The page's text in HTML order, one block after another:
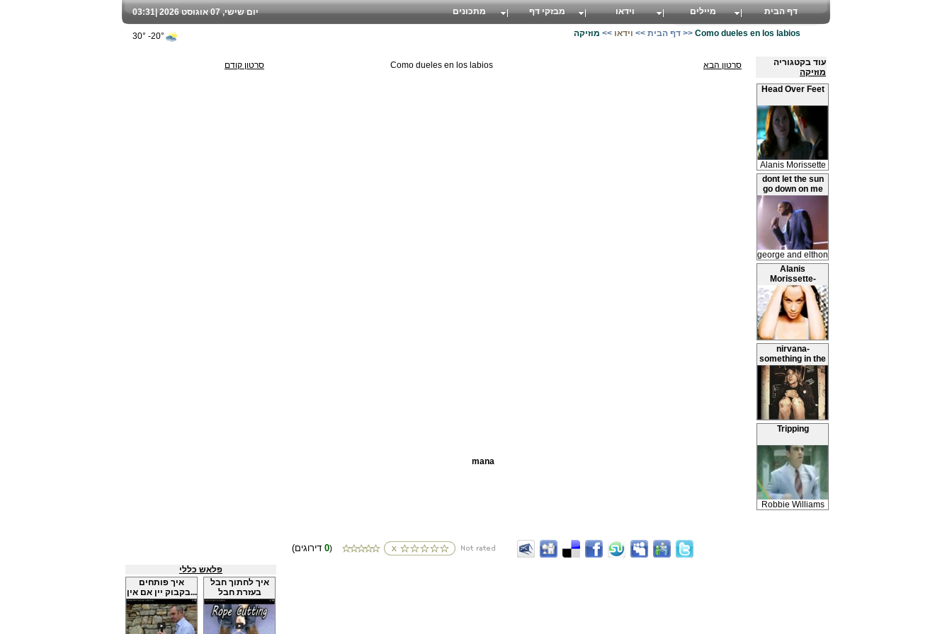
סרטון קודם Como dueles en los labios סרטון הבא
mana
0)
עוד בקטגוריה
מוזיקה
Head Over Feet
Alanis Morissette
dont let the sun
go down on me
george and elthon
Alanis
Morissette-
Perfect
nirvana-
something in the
way
Tripping
Robbie Williams
פלאש כללי
איך פותחים
בקבוק יין אם אין...
איך לחתוך חבל
בעזרת חבל
03:31 יום שישי, 07 אוגוסט 2026 | דף הבית מיילים וידאו מבזקי דף מתכונים
20°- 30° דף הבית >> וידאו >> מוזיקה >> Como dueles en los labios